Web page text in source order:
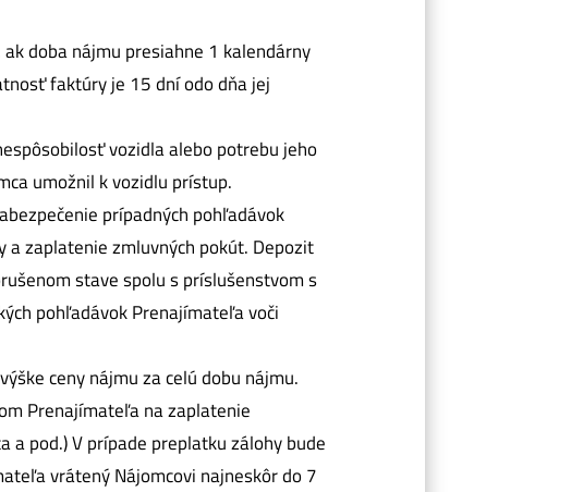
doba nájmu presiahne 1 kalendárny
faktúry je 15 dní odo dňa jej
vozidla alebo potrebu jeho
umožnil k vozidlu prístup.
prípadných pohľadávok
a zaplatenie zmluvných pokút. Depozit
stave spolu s príslušenstvom s
pohľadávok Prenajímateľa voči
ceny nájmu za celú dobu nájmu.
Prenajímateľa na zaplatenie
a pod.) V prípade preplatku zálohy bude
vrátený Nájomcovi najneskôr do 7